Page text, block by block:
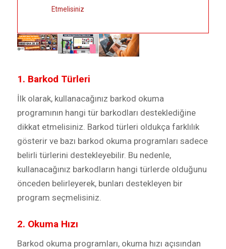
Etmelisiniz
1. Barkod Türleri
İlk olarak, kullanacağınız barkod okuma
programının hangi tür barkodları desteklediğine
dikkat etmelisiniz. Barkod türleri oldukça farklılık
gösterir ve bazı barkod okuma programları sadece
belirli türlerini destekleyebilir. Bu nedenle,
kullanacağınız barkodların hangi türlerde olduğunu
önceden belirleyerek, bunları destekleyen bir
program seçmelisiniz.
2. Okuma Hızı
Barkod okuma programları, okuma hızı açısından